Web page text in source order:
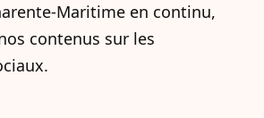
Maritime en continu,
contenus sur les